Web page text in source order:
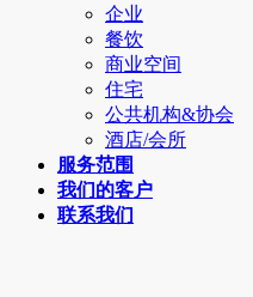
企业
餐饮
商业空间
住宅
公共机构&协会
酒店/会所
服务范围
我们的客户
联系我们